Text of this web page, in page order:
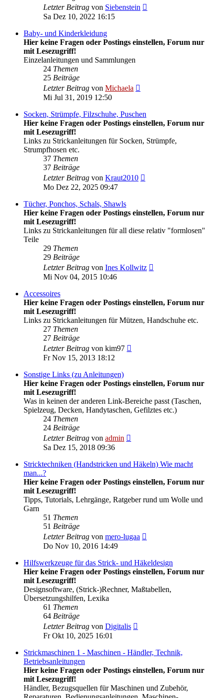
Letzter Beitrag von Siebenstein
Sa Dez 10, 2022 16:15
Baby- und Kinderkleidung
Hier keine Fragen oder Postings einstellen, Forum nur
mit Lesezugriff!
Einzelanleitungen und Sammlungen
24 Themen
25 Beiträge
Letzter Beitrag von Michaela
Mi Jul 31, 2019 12:50
Socken, Strümpfe, Filzschuhe, Puschen
Hier keine Fragen oder Postings einstellen, Forum nur
mit Lesezugriff!
Links zu Strickanleitungen für Socken, Strümpfe,
Strumpfhosen etc.
37 Themen
37 Beiträge
Letzter Beitrag von Kraut2010
Mo Dez 22, 2025 09:47
Tücher, Ponchos, Schals, Shawls
Hier keine Fragen oder Postings einstellen, Forum nur
mit Lesezugriff!
Links zu Strickanleitungen für all diese relativ "formlosen"
Teile
29 Themen
29 Beiträge
Letzter Beitrag von Ines Kollwitz
Mi Nov 04, 2015 10:46
Accessoires
Hier keine Fragen oder Postings einstellen, Forum nur
mit Lesezugriff!
Links zu Strickanleitungen für Mützen, Handschuhe etc.
27 Themen
27 Beiträge
Letzter Beitrag von kim97
Fr Nov 15, 2013 18:12
Sonstige Links (zu Anleitungen)
Hier keine Fragen oder Postings einstellen, Forum nur
mit Lesezugriff!
Was in keinen der anderen Link-Bereiche passt (Taschen,
Spielzeug, Decken, Handytaschen, Gefilztes etc.)
24 Themen
24 Beiträge
Letzter Beitrag von admin
Sa Dez 15, 2018 09:36
Stricktechniken (Handstricken und Häkeln) Wie macht
man...?
Hier keine Fragen oder Postings einstellen, Forum nur
mit Lesezugriff!
Tipps, Tutorials, Lehrgänge, Ratgeber rund um Wolle und
Garn
51 Themen
51 Beiträge
Letzter Beitrag von mero-lugaa
Do Nov 10, 2016 14:49
Hilfswerkzeuge für das Strick- und Häkeldesign
Hier keine Fragen oder Postings einstellen, Forum nur
mit Lesezugriff!
Designsoftware, (Strick-)Rechner, Maßtabellen,
Übersetzungshilfen, Lexika
61 Themen
64 Beiträge
Letzter Beitrag von Digitalis
Fr Okt 10, 2025 16:01
Strickmaschinen 1 - Maschinen - Händler, Technik,
Betriebsanleitungen
Hier keine Fragen oder Postings einstellen, Forum nur
mit Lesezugriff!
Händler, Bezugsquellen für Maschinen und Zubehör,